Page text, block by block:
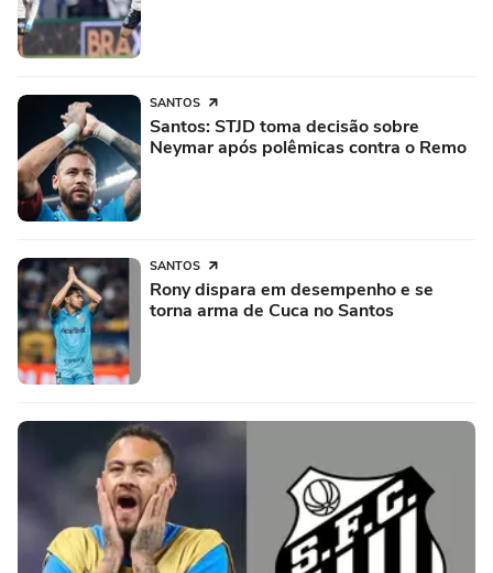
SANTOS
Santos: STJD toma decisão sobre
Neymar após polêmicas contra o Remo
SANTOS
Rony dispara em desempenho e se
torna arma de Cuca no Santos